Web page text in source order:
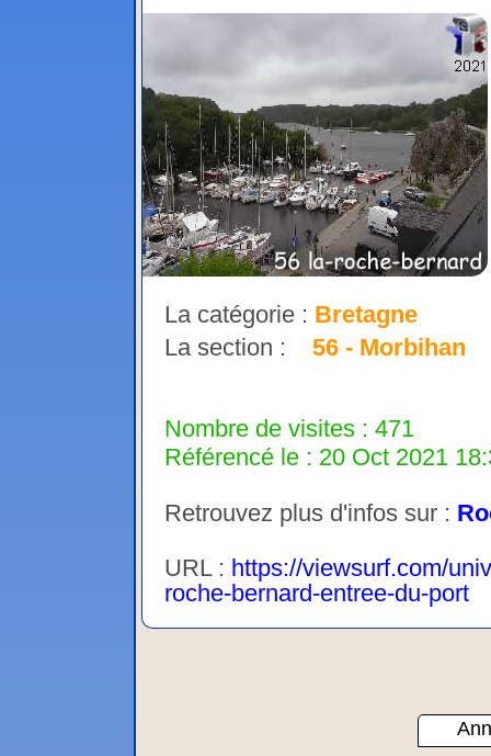
La catégorie : Bretagne
La section : 56 - Morbihan
Nombre de visites : 471
Référencé le : 20 Oct 2021
Retrouvez plus d'infos sur :
URL : https://viewsurf.com/
roche-bernard-entree-du-port